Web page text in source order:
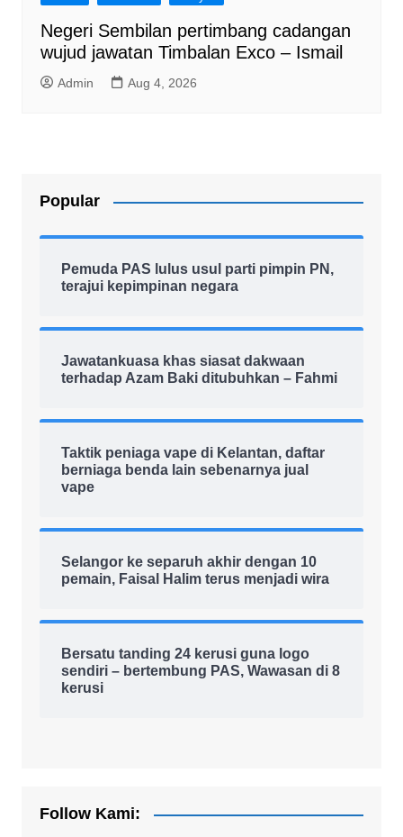
Negeri Sembilan pertimbang cadangan
wujud jawatan Timbalan Exco – Ismail
Admin Aug 4, 2026
Popular
Pemuda PAS lulus usul parti pimpin PN,
terajui kepimpinan negara
Jawatankuasa khas siasat dakwaan
terhadap Azam Baki ditubuhkan – Fahmi
Taktik peniaga vape di Kelantan, daftar
berniaga benda lain sebenarnya jual
vape
Selangor ke separuh akhir dengan 10
pemain, Faisal Halim terus menjadi wira
Bersatu tanding 24 kerusi guna logo
sendiri – bertembung PAS, Wawasan di 8
kerusi
Follow Kami: